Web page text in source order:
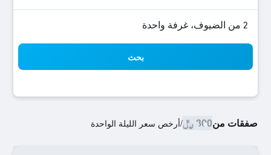
2 من الضيوف، غرفة واحدة
بحث
صفقات من300 ﷼ /أرخص سعر الليلة الواحدة